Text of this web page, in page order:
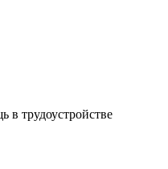
в трудоустройстве